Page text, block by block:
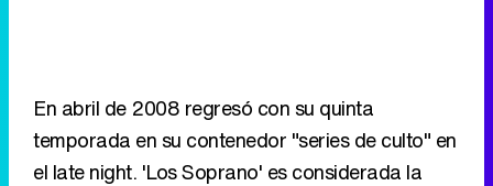
En abril de 2008 regresó con su quinta
temporada en su contenedor "series de culto" en
el late night. 'Los Soprano' es considerada la